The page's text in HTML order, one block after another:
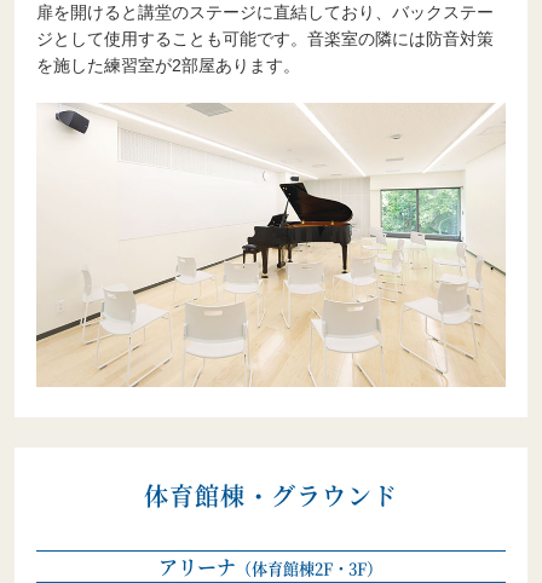
扉を開けると講堂のステージに直結しており、バックステー
ジとして使用することも可能です。音楽室の隣には防音対策
を施した練習室が2部屋あります。
体育館棟・グラウンド
アリーナ （体育館棟2F・3F）